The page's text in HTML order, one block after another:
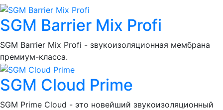
SGM Barrier Mix Profi
SGM Barrier Mix Profi - звукоизоляционная мембрана
премиум-класса.
SGM Cloud Prime
SGM Prime Cloud - это новейший звукоизоляционный